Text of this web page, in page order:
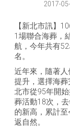
2017-
【新北市訊】
1場聯合海葬，
航，今年共有
名。
近年來，隨著
提升，選擇海
北市從95年開
葬活動18次，
的新高，累計
返自然。